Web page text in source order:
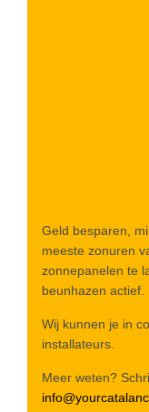
Geld besparen,
meeste zonuren
zonnepanelen te
beunhazen actief.
Wij kunnen je in
installateurs.
Meer weten?